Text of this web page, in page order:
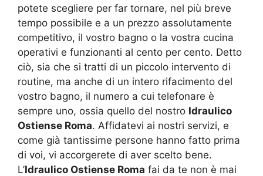
potete scegliere per far tornare, nel più breve
tempo possibile e a un prezzo assolutamente
competitivo, il vostro bagno o la vostra cucina
operativi e funzionanti al cento per cento. Detto
ciò, sia che si tratti di un piccolo intervento di
routine, ma anche di un intero rifacimento del
vostro bagno, il numero a cui telefonare è
sempre uno, ossia quello del nostro Idraulico
Ostiense Roma. Affidatevi ai nostri servizi, e
come già tantissime persone hanno fatto prima
di voi, vi accorgerete di aver scelto bene.
L’Idraulico Ostiense Roma fai da te non è mai